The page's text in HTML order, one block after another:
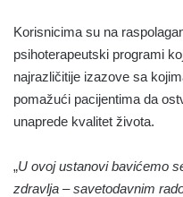
Korisnicima su na
psihoterapeutski programi
najrazličitije izazove sa
pomažući pacijentima da
unaprede kvalitet života.
„U ovoj ustanovi bavićemo
zdravlja – savetodavnim